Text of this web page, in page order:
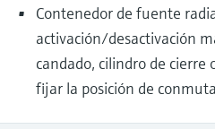
Contenedor de fuente
activación/desactivación
candado, cilindro de cierre
fijar la posición de